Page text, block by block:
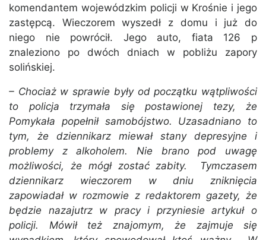
komendantem wojewódzkim policji w Krośnie i jego
zastępcą. Wieczorem wyszedł z domu i już do
niego nie powrócił. Jego auto, fiata 126 p
znaleziono po dwóch dniach w pobliżu zapory
solińskiej.
– Chociaż w sprawie były od początku wątpliwości
to policja trzymała się postawionej tezy, że
Pomykała popełnił samobójstwo. Uzasadniano to
tym, że dziennikarz miewał stany depresyjne i
problemy z alkoholem. Nie brano pod uwagę
możliwości, że mógł zostać zabity. Tymczasem
dziennikarz wieczorem w dniu zniknięcia
zapowiadał w rozmowie z redaktorem gazety, że
będzie nazajutrz w pracy i przyniesie artykuł o
policji. Mówił też znajomym, że zajmuje się